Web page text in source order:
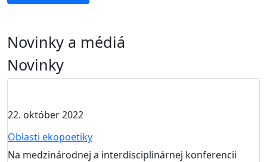
Novinky a médiá
Novinky
22. október 2022
Oblasti ekopoetiky
Na medzinárodnej a interdisciplinárnej konferencii